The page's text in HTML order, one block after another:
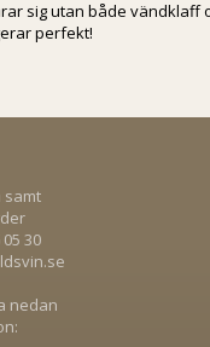
sig utan både vändklaff
perfekt!
samt
30
nedan